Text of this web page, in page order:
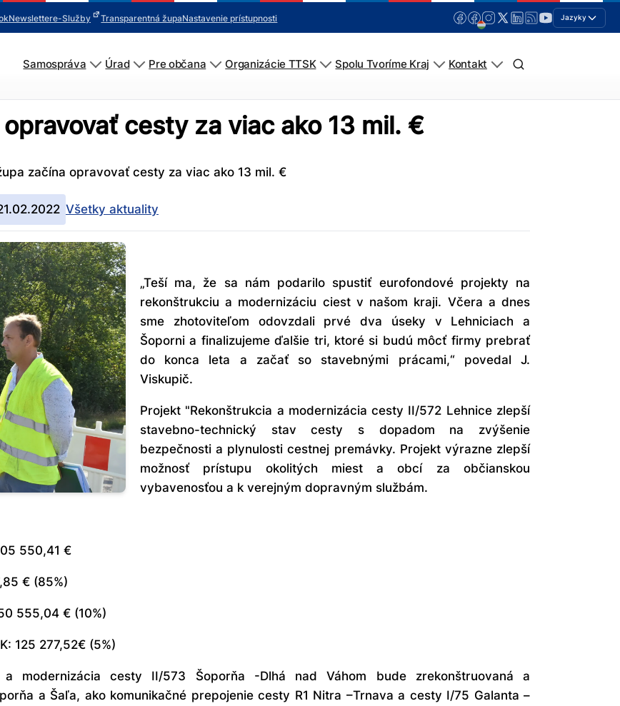
Newslettere-Služby Transparentná župaNastavenie prístupnosti Jazyky
Samospráva Úrad Pre občana Organizácie TTSK Spolu Tvoríme Kraj Kontakt
cesty za viac ako 13 mil. €
začína opravovať cesty za viac ako 13 mil. €
Všetky aktuality
„Teší ma, že sa nám podarilo spustiť eurofondové projekty na
rekonštrukciu a modernizáciu ciest v našom kraji. Včera a dnes
sme zhotoviteľom odovzdali prvé dva úseky v Lehniciach a
Šoporni a finalizujeme ďalšie tri, ktoré si budú môcť firmy prebrať
do konca leta a začať so stavebnými prácami,“povedal J.
Viskupič.
Projekt "Rekonštrukcia a modernizácia cesty II/572 Lehnicezlepší
stavebno-technický stav cesty s dopadom na zvýšenie
bezpečnosti a plynulosti cestnej premávky. Projekt výrazne zlepší
možnosť prístupu okolitých miest a obcí za občianskou
vybavenosťou a k verejným dopravným službám.
550,41 €
€ (85%)
555,04 € (10%)
125 277,52€ (5%)
a modernizácia cesty II/573 Šoporňa -Dlhá nad Váhom bude zrekonštruovaná a
a Šaľa, ako komunikačné prepojenie cesty R1 Nitra –Trnava a cesty I/75 Galanta –